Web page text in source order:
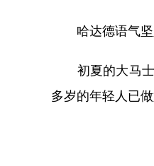
哈达德语气坚定
初夏的大马士
多岁的年轻人已